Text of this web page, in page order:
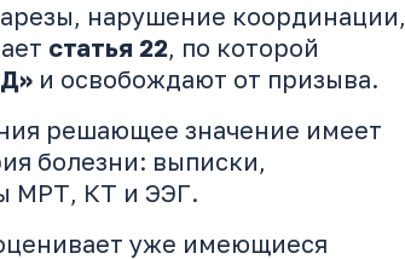
нарушение координации,
статья 22, по которой
и освобождают от призыва.
решающее значение имеет
болезни: выписки,
МРТ, КТ и ЭЭГ.
уже имеющиеся